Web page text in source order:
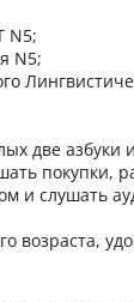
N5;
N5;
две азбуки
покупки,
и слушать
возраста,